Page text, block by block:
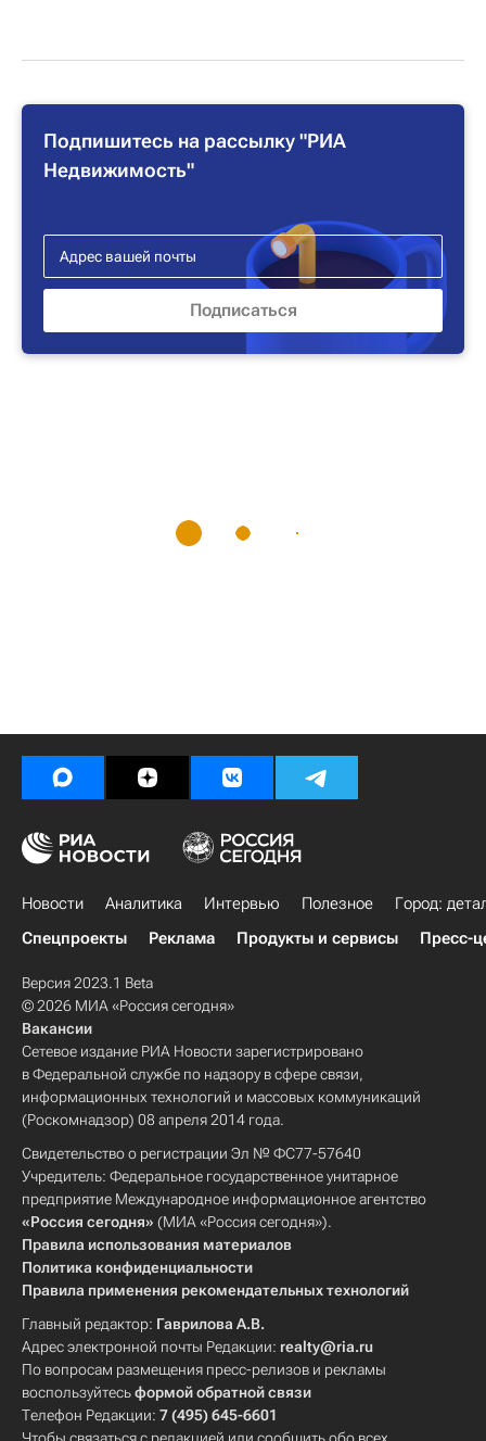
Подпишитесь на рассылку "РИА
Недвижимость"
Новости Аналитика Интервью Полезное
Город:
Спецпроекты
Реклама Продукты и сервисы Пресс-
Версия 2023.1 Beta
© 2026 МИА «Россия сегодня»
Вакансии
Сетевое издание РИА Новости зарегистрировано
в Федеральной службе по надзору в сфере связи,
информационных технологий и массовых коммуникаций
(Роскомнадзор) 08 апреля 2014 года.
Свидетельство о регистрации Эл № ФС77-57640
Учредитель: Федеральное государственное унитарное
предприятие Международное информационное агентство
«Россия сегодня» (МИА «Россия сегодня»).
Правила использования материалов
Политика конфиденциальности
Правила применения рекомендательных технологий
Главный редактор: Гаврилова А.В.
Адрес электронной почты Редакции: realty@ria.ru
По вопросам размещения пресс-релизов и рекламы
воспользуйтесьформой обратной связи
Телефон Редакции: 7 (495) 645-6601